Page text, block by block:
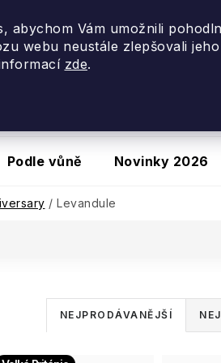
slevu20 % se slevovým
abychom Vám umožnili
webu neustále zlepšovali
zde.
Podle vůně Novinky 2026
/ Levandule
Ř
a
NEJPRODÁVANĚJŠÍ